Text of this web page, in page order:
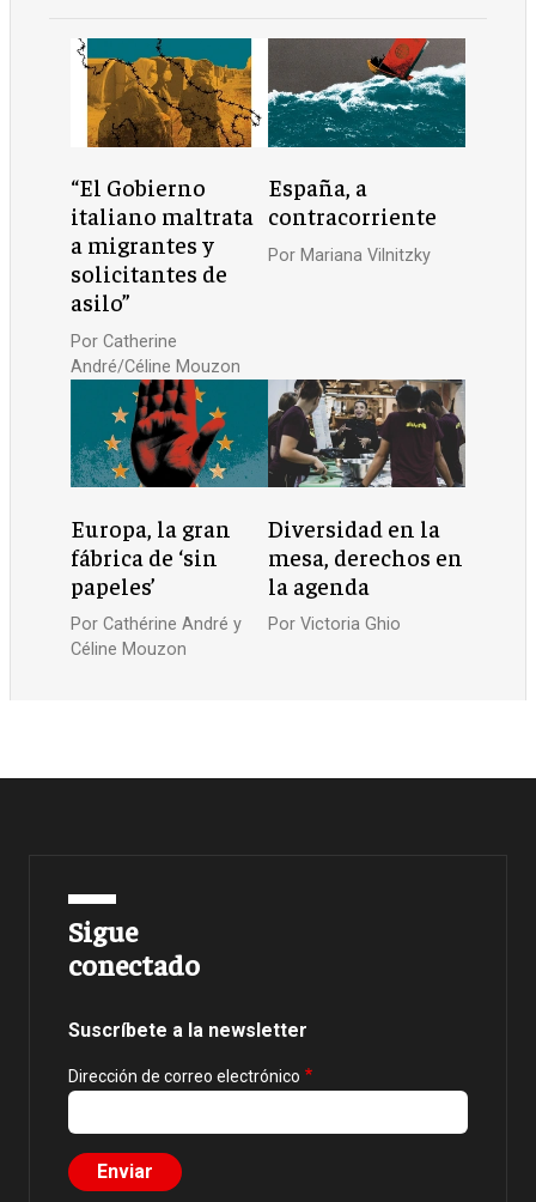
“El Gobierno
italiano maltrata
a migrantes y
solicitantes de
asilo”
PorCatherine
André/Céline Mouzon
España, a
contracorriente
Por Mariana Vilnitzky
Europa, la gran
fábrica de ‘sin
papeles’
PorCathérine André y
Céline Mouzon
Diversidad en la
mesa, derechos en
la agenda
Por Victoria Ghio
Sigue
conectado
Suscríbete a la newsletter
Dirección de correo electrónico